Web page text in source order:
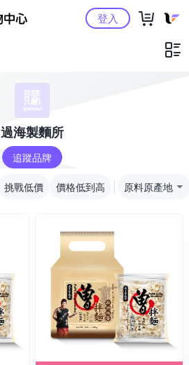
Yahoo購物中心登入
過海製麵所
追蹤品牌
挑戰低價 價格低到高 原料原產地